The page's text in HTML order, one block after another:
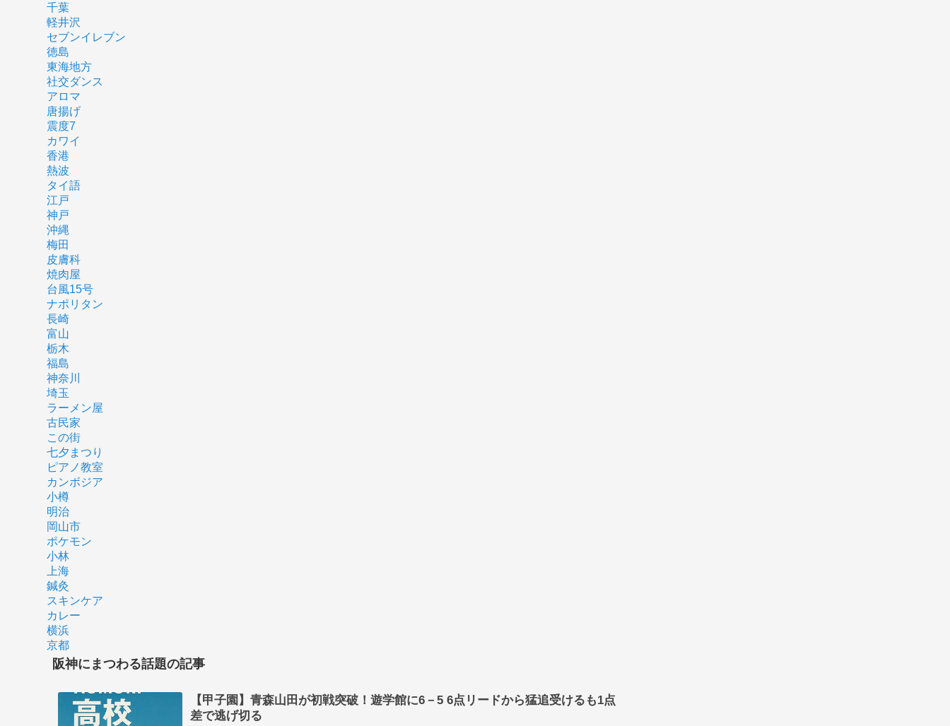
千葉
軽井沢
セブンイレブン
徳島
東海地方
社交ダンス
アロマ
唐揚げ
震度7
カワイ
香港
熱波
タイ語
江戸
神戸
沖縄
梅田
皮膚科
焼肉屋
台風15号
ナポリタン
長崎
富山
栃木
福島
神奈川
埼玉
ラーメン屋
古民家
この街
七夕まつり
ピアノ教室
カンボジア
小樽
明治
岡山市
ポケモン
小林
上海
鍼灸
スキンケア
カレー
横浜
京都
阪神にまつわる話題の記事
【甲子園】青森山田が初戦突破！遊学館に6－5 6点リードから猛追受けるも1点
差で逃げ切る